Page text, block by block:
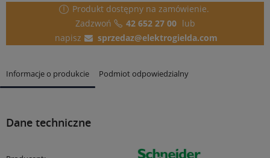
Produkt dostępny na zamówienie.
Zadzwoń
42 652 27 00 lub
napisz
sprzedaz@elektrogielda.com
Informacje o produkcie Podmiot odpowiedzialny
Dane techniczne